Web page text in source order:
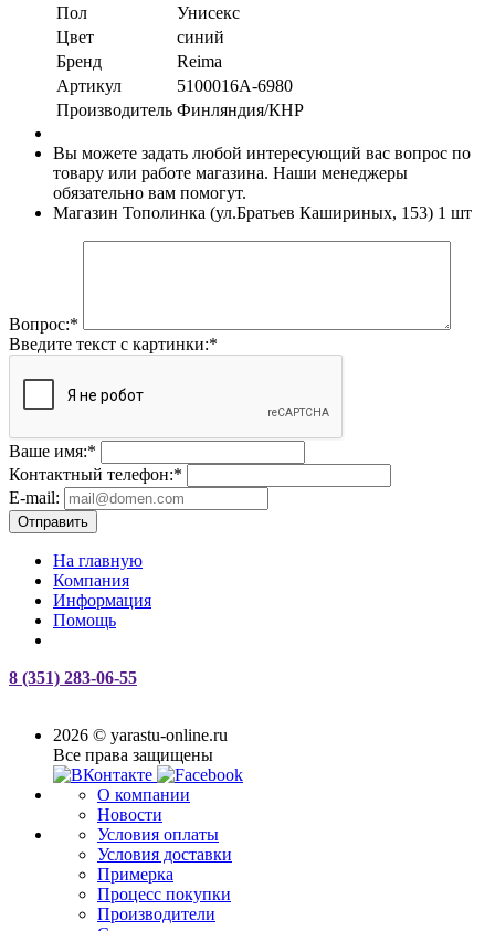
Пол
Унисекс
Цвет
синий
Бренд
Reima
Артикул
5100016А-6980
Производитель Финляндия/КНР
Вы можете задать любой интересующий вас вопрос по
товару или работе магазина. Наши менеджеры
обязательно вам помогут.
Магазин Тополинка (ул.Братьев Кашириных, 153) 1 шт
Вопрос:*
Введите текст с картинки:*
Ваше имя:*
Контактный телефон:*
E-mail:
Отправить
На главную
Компания
Информация
Помощь
8 (351) 283-06-55
2026 © yarastu-online.ru
Все права защищены
О компании
Новости
Условия оплаты
Условия доставки
Примерка
Процесс покупки
Производители